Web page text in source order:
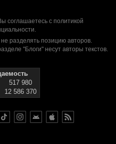
соглашаетесь с политикой
.
разделять позицию авторов.
"Блоги" несут авторы текстов.
517 980
12 586 370